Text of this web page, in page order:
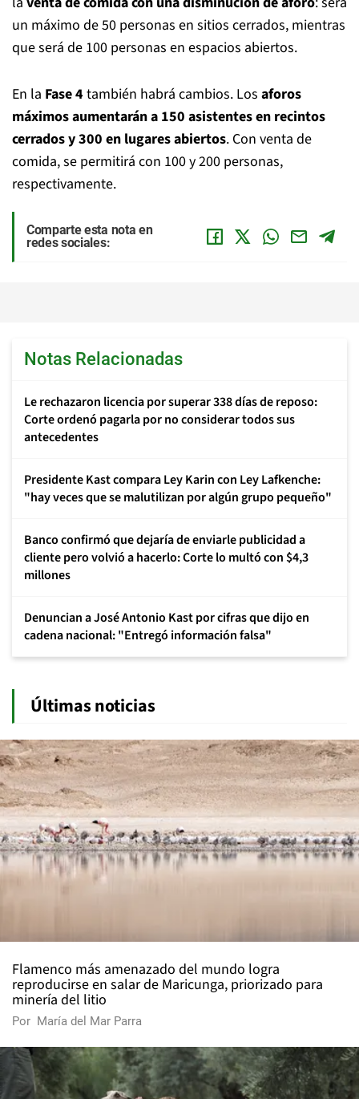
un máximo de 50 personas en sitios cerrados, mientras
que será de 100 personas en espacios abiertos.
En la Fase 4 también habrá cambios. Los aforos
máximos aumentarán a 150 asistentes en recintos
cerrados y 300 en lugares abiertos. Con venta de
comida, se permitirá con 100 y 200 personas,
respectivamente.
Comparte esta nota en
redes sociales:
Notas Relacionadas
Le rechazaron licencia por superar 338 días de reposo:
Corte ordenó pagarla por no considerar todos sus
antecedentes
Presidente Kast compara Ley Karin con Ley Lafkenche:
"hay veces que se malutilizan por algún grupo pequeño"
Banco confirmó que dejaría de enviarle publicidad a
cliente pero volvió a hacerlo: Corte lo multó con $4,3
millones
Denuncian a José Antonio Kast por cifras que dijo en
cadena nacional: "Entregó información falsa"
Últimas noticias
Flamenco más amenazado del mundo logra
reproducirse en salar de Maricunga, priorizado para
minería del litio
Por María del Mar Parra